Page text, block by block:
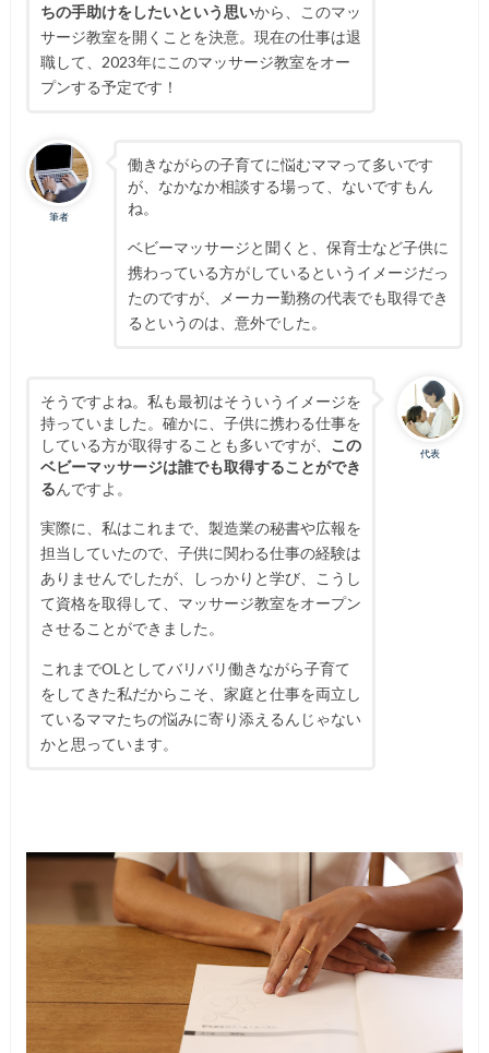
ちの手助けをしたいという思いから、このマッ
サージ教室を開くことを決意。 現在の仕事は退
職して、2023年にこのマッサージ教室をオー
プンする予定です！
筆者
働きながらの子育てに悩むママって多いです
が、なかなか相談する場って、ないですもん
ね。
ベビーマッサージと聞くと、保育士など子供に
携わっている方がしているというイメージだっ
たのですが、メーカー勤務の代表でも取得でき
るというのは、意外でした。
代表
そうですよね。私も最初はそういうイメージを
持っていました。確かに、子供に携わる仕事を
している方が取得することも多いですが、 この
ベビーマッサージは誰でも取得することができ
るんですよ。
実際に、 私はこれまで、製造業の秘書や広報を
担当していたので、子供に関わる仕事の経験は
ありませんでしたが、しっかりと学び、
こうし
て資格を取得して、マッサージ教室をオープン
させることができました。
これまでOLとしてバリバリ働きながら子育て
をしてきた私だからこそ、家庭と仕事を両立し
ているママたちの悩みに寄り添えるんじゃない
かと思っています。